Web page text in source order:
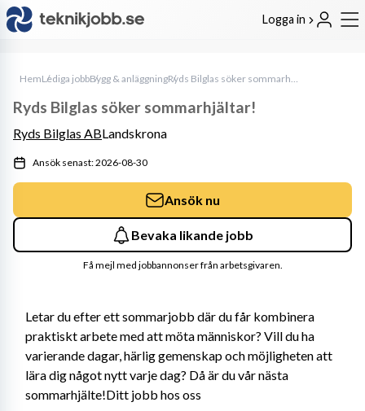
Logga in
HemLediga jobbBygg & anläggning Ryds Bilglas söker sommarhjältar!
Letar du efter ett sommarjobb där du får kombinera
praktiskt arbete med att möta människor? Vill du ha
varierande dagar, härlig gemenskap och möjligheten att
lära dig något nytt varje dag? Då är du vår nästa
sommarhjälte!Ditt jobb hos oss
Ryds Bilglas söker sommarhjältar!
Ryds Bilglas ABLandskrona
Ansök senast: 2026-08-30
Ansök nu
Bevaka likande jobb
Få mejl med jobbannonser från arbetsgivaren.